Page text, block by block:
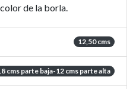
de la borla.
12,50 cms
cms parte baja-12 cms parte alta